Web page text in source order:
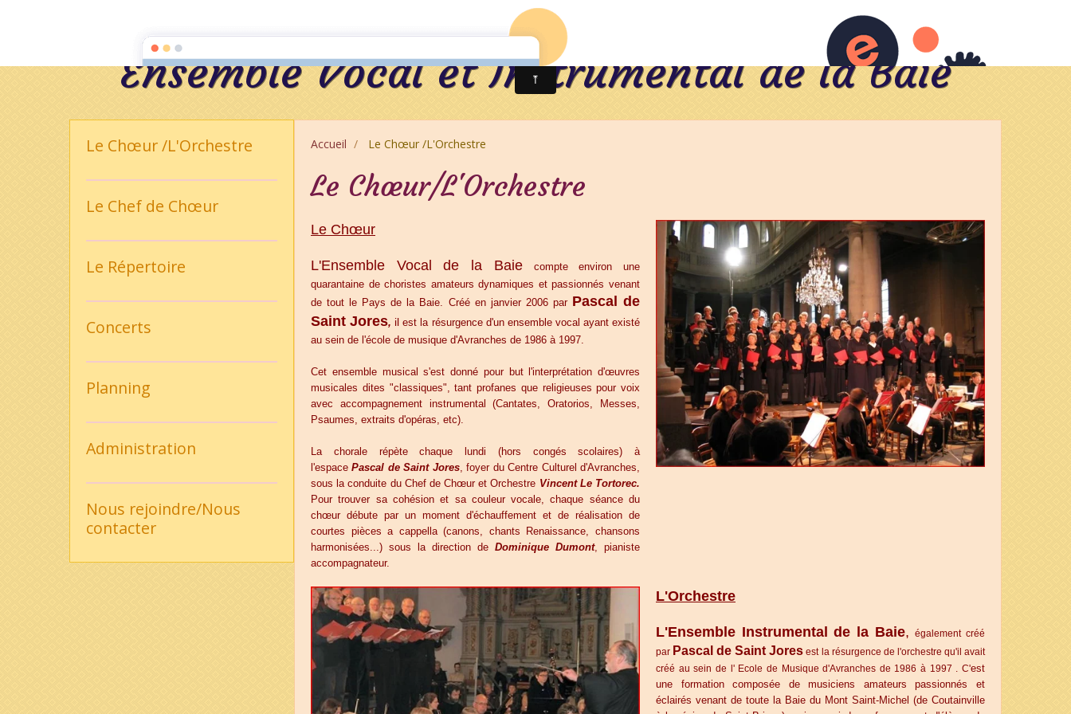
Ensemble Vocal et Instrumental de la Baie
Accueil Le Chœur /L'Orchestre
Le Chœur/L'Orchestre
Le Chœur
L'Ensemble Vocal de la Baiecompte environ une
quarantaine de choristes amateurs dynamiques et passionnés venant
de tout le Pays de la Baie. Créé en janvier 2006 par Pascal de
Saint Jores, ilest la résurgence d'un ensemble vocal ayant existé
au sein de l'école de musique d'Avranches de 1986 à 1997.
Cet ensemble musical s'est donné pour but l'interprétation d'œuvres
musicales dites "classiques", tant profanes que religieuses pour voix
avec accompagnement instrumental (Cantates, Oratorios, Messes,
Psaumes, extraits d'opéras, etc).
La chorale répète chaque lundi (hors congés scolaires) à
l'espacePascal de Saint Jores, foyer du Centre Culturel d'Avranches,
sous la conduite du Chef de Chœur et Orchestre Vincent Le Tortorec.
Pour trouver sa cohésion et sa couleur vocale, chaque séance du
chœur débute par un moment d'échauffement et de réalisation de
courtes pièces a cappella (canons, chants Renaissance, chansons
harmonisées...) sous la direction de Dominique Dumont, pianiste
accompagnateur.
L'Orchestre
L'Ensemble Instrumental de la Baie,également créé
par Pascal de Saint Jores est la résurgence de l'orchestre qu'il avait
créé au sein de l' Ecole de Musique d'Avranches de 1986 à 1997 . C'est
une formation composée de musiciens amateurs passionnés et
éclairés venant de toute la Baie du Mont Saint-Michel (de Coutainville
Le Chœur /L'Orchestre
Le Chef de Chœur
Le Répertoire
Concerts
Planning
Administration
Nous rejoindre/Nous
contacter